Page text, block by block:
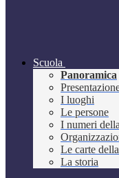
Scuola
Panoramica
I luoghi
Le persone
I numeri
Le carte
La storia